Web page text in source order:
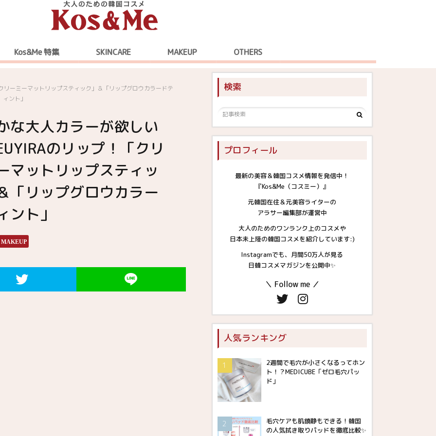
Kos&Me 特集 SKINCARE MAKEUP OTHERS
リーミーマットリップスティック」＆「リップグロウカラードテ
ィント」
な大人カラーが欲しい
のリップ！「クリ
マットリップスティッ
「リップグロウカラー
ント」
MAKEUP
検索
プロフィール
最新の美容＆韓国コスメ情報を発信中！
『Kos&Me（コスミー）』
元韓国在住＆元美容ライターの
アラサー編集部が運営中
大人のためのワンランク上のコスメや
日本未上陸の韓国コスメを紹介しています:)
Instagramでも、月間50万人が見る
日韓コスメマガジンを公開中✨
＼ Follow me ／
人気ランキング
2週間で毛穴が小さくなるってホン
ト！？MEDICUBE「ゼロ毛穴パッ
ド」
毛穴ケアも肌鎮静もできる！韓国
の人気拭き取りパッドを徹底比較✨